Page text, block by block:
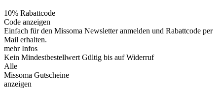
10% Rabattcode
Code anzeigen
Einfach für den Missoma Newsletter anmelden und Rabattcode per
Mail erhalten.
mehr Infos
Kein Mindestbestellwert Gültig bis auf Widerruf
Alle
Missoma Gutscheine
anzeigen